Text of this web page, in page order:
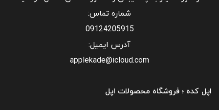
وزن :
شماره تماس:
09124205915
آدرس ایمیل:
applekade@icloud.com
اپل کده ؛ فروشگاه محصولات اپل